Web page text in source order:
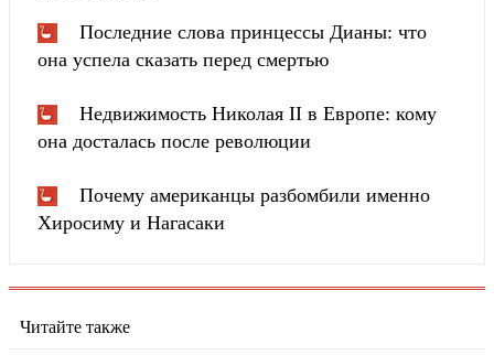
Последние слова принцессы Дианы: что
она успела сказать перед смертью
Недвижимость Николая II в Европе: кому
она досталась после революции
Почему американцы разбомбили именно
Хиросиму и Нагасаки
Читайте также